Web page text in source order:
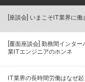
[座談会] いまこそIT業界に働
[覆面座談会] 勤務間インタ
業ITエンジニアのホンネ
IT業界の長時間労働はなぜ